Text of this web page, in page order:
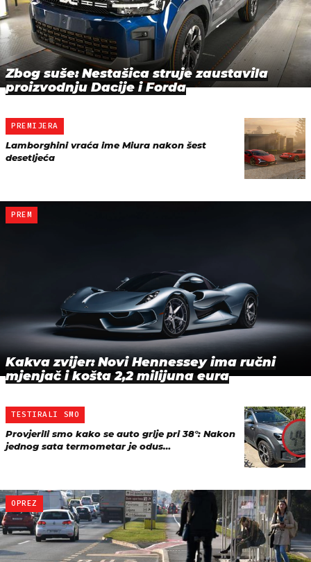
Zbog suše: Nestašica struje zaustavila
proizvodnju Dacije i Forda
PREMIJERA
Lamborghini vraća ime Miura nakon šest
desetljeća
PREM
Kakva zvijer: Novi Hennessey ima ručni
mjenjač i košta 2,2 milijuna eura
TESTIRALI SMO
Provjerili smo kako se auto grije pri 38°: Nakon
jednog sata termometar je odus…
OPREZ